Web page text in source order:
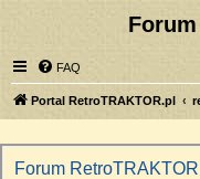
FAQ
Portal RetroTRAKTOR.pl
Forum